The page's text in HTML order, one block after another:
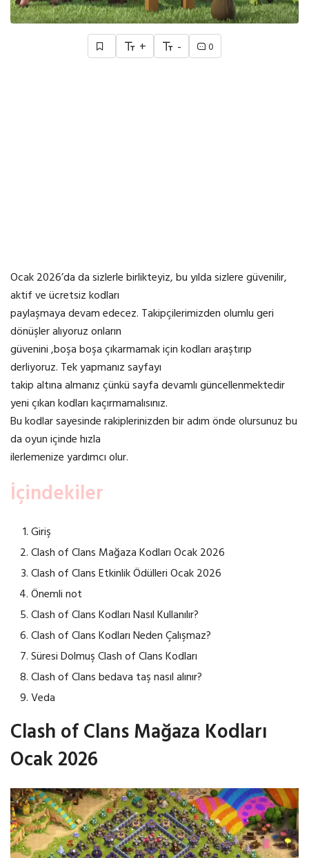
+ - 0
Ocak 2026’da da sizlerle birlikteyiz, bu yılda sizlere güvenilir,
aktif ve ücretsiz kodları
paylaşmaya devam edecez. Takipçilerimizden olumlu geri
dönüşler alıyoruz onların
güvenini ,boşa boşa çıkarmamak için kodları araştırıp
derliyoruz. Tek yapmanız sayfayı
takip altına almanız çünkü sayfa devamlı güncellenmektedir
yeni çıkan kodları kaçırmamalısınız.
Bu kodlar sayesinde rakiplerinizden bir adım önde olursunuz bu
da oyun içinde hızla
ilerlemenize yardımcı olur.
İçindekiler
Giriş
Clash of Clans Mağaza Kodları Ocak 2026
Clash of Clans Etkinlik Ödülleri Ocak 2026
Önemli not
Clash of Clans Kodları Nasıl Kullanılır?
Clash of Clans Kodları Neden Çalışmaz?
Süresi Dolmuş Clash of Clans Kodları
Clash of Clans bedava taş nasıl alınır?
Veda
Clash of Clans Mağaza Kodları
Ocak 2026